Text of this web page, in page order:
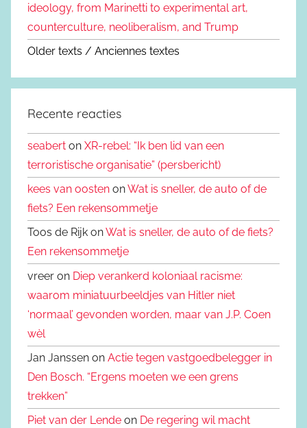
ideology, from Marinetti to experimental art,
counterculture, neoliberalism, and Trump
Older texts / Anciennes textes
Recente reacties
seabert on XR-rebel: “Ik ben lid van een
terroristische organisatie” (persbericht)
kees van oosten onWat is sneller, de auto of de
fiets? Een rekensommetje
Toos de Rijk onWat is sneller, de auto of de fiets?
Een rekensommetje
vreer on Diep verankerd koloniaal racisme:
waarom miniatuurbeeldjes van Hitler niet
‘normaal’ gevonden worden, maar van J.P. Coen
wèl
Jan Janssen on Actie tegen vastgoedbelegger in
Den Bosch. “Ergens moeten we een grens
trekken”
Piet van der Lende on De regering wil macht